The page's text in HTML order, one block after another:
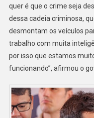
quer é que o crime seja
dessa cadeia criminosa,
desmontam os veículos
trabalho com muita
por isso que estamos
funcionando”, afirmou o